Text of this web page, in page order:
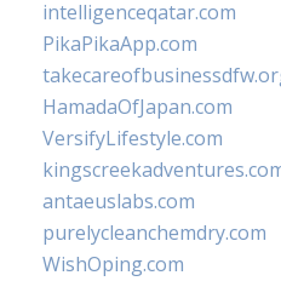
intelligenceqatar.com
PikaPikaApp.com
HamadaOfJapan.com
VersifyLifestyle.com
antaeuslabs.com
purelycleanchemdry.com
WishOping.com